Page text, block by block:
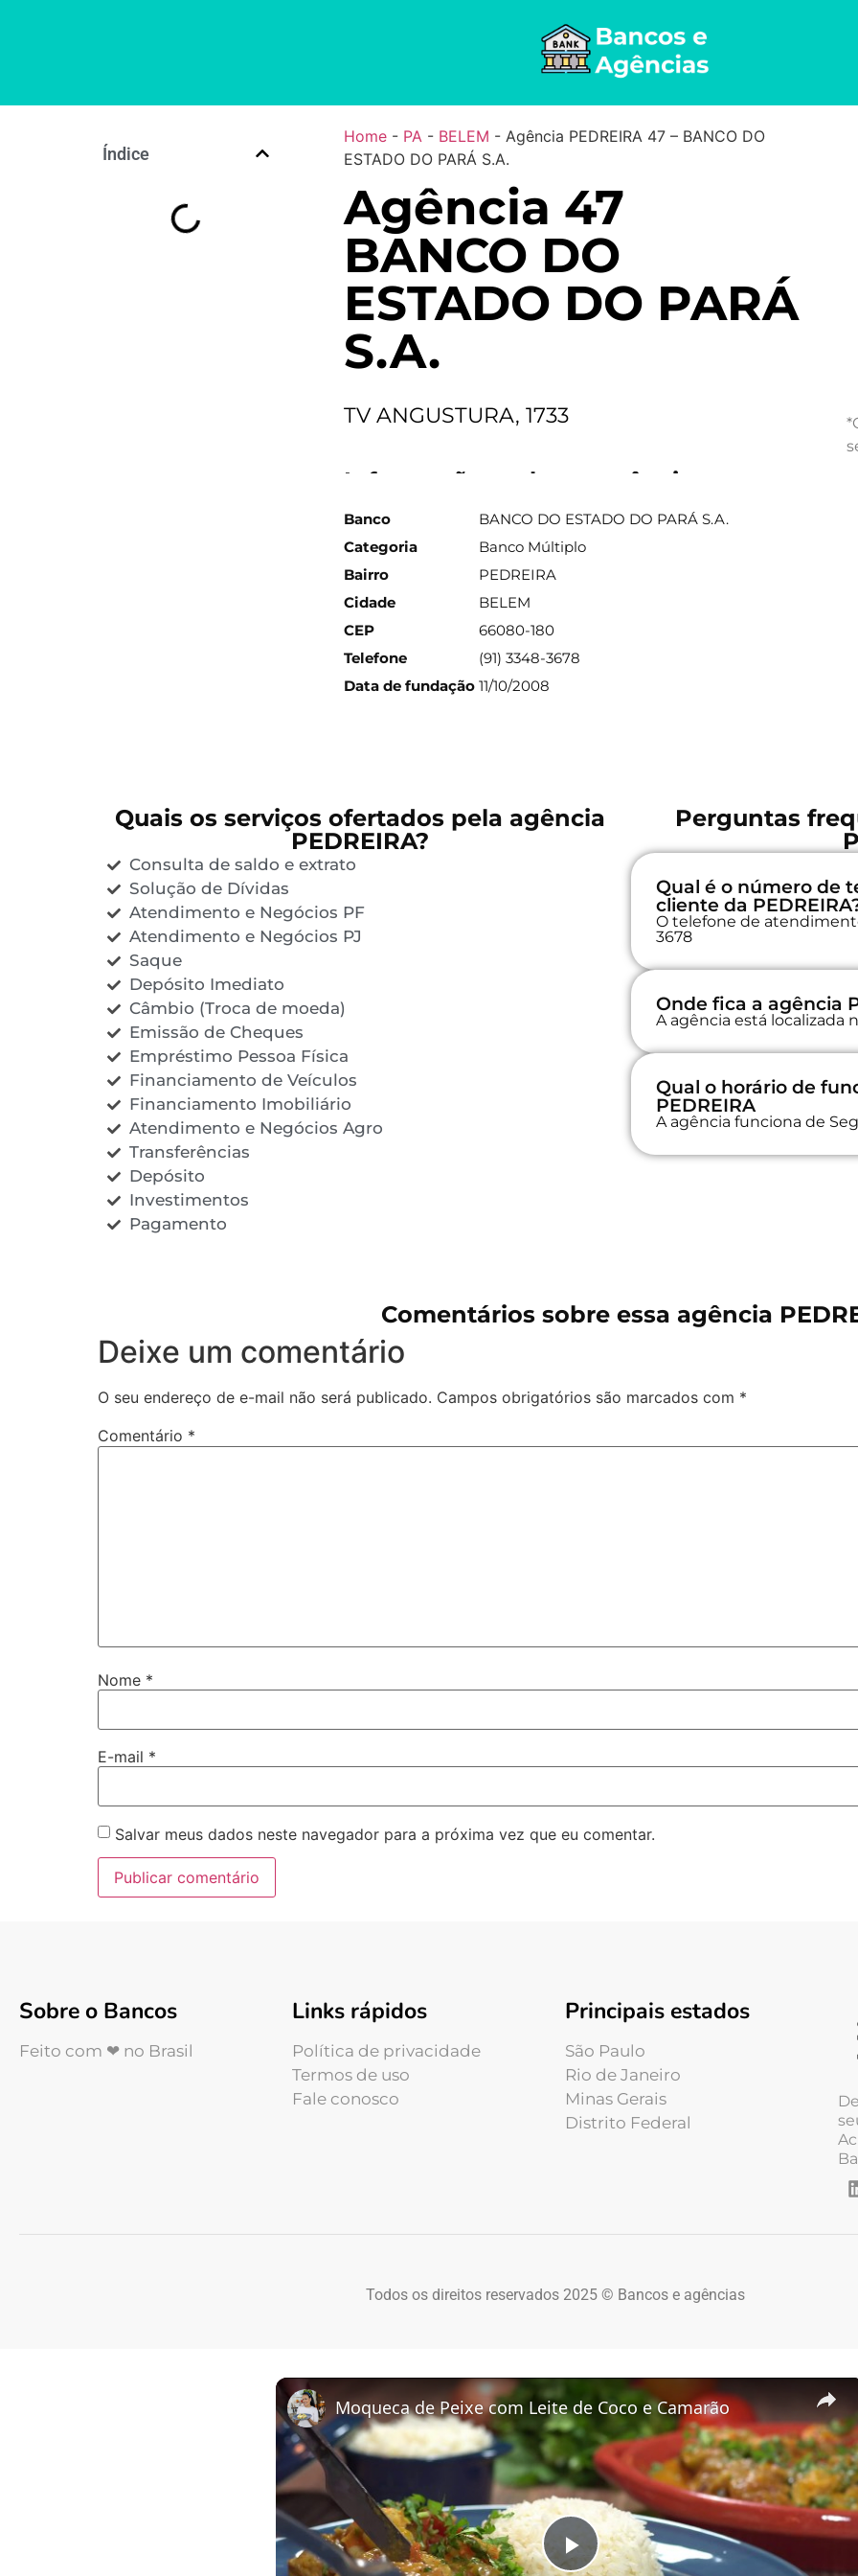
Índice
Home- PA - BELEM - Agência PEDREIRA 47 – BANCO DO
ESTADO DO PARÁ S.A.
Agência 47
BANCO DO
ESTADO DO PARÁ
S.A.
TV ANGUSTURA, 1733
Informações sobre a agência
Banco
BANCO DO ESTADO DO PARÁ S.A.
Categoria
Banco Múltiplo
Bairro
PEDREIRA
Cidade
BELEM
CEP
66080-180
Telefone
(91) 3348-3678
Data de fundação 11/10/2008
Quais os serviços ofertados pela agência
PEDREIRA?
Consulta de saldo e extrato
Solução de Dívidas
Atendimento e Negócios PF
Atendimento e Negócios PJ
Saque
Depósito Imediato
Câmbio (Troca de moeda)
Emissão de Cheques
Empréstimo Pessoa Física
Financiamento de Veículos
Financiamento Imobiliário
Atendimento e Negócios Agro
Transferências
Depósito
Investimentos
Pagamento
Perguntas
Qual é o número de
cliente da
O telefone de
3678
Onde fica a agência
A agência está localizada
Qual o horário de
PEDREIRA
A agência funciona de
Comentários sobre essa agência
Deixe um comentário
O seu endereço de e-mail não será publicado. Campos obrigatórios são marcados com *
Comentário *
Nome *
E-mail *
Salvar meus dados neste navegador para a próxima vez que eu comentar.
Sobre o Bancos
Feito com ❤ no Brasil
Links rápidos
Política de privacidade
Termos de uso
Fale conosco
Principais estados
São Paulo
Rio de Janeiro
Minas Gerais
Distrito Federal
Todos os direitos reservados 2025 © Bancos e agências
×
Moqueca de Peixe com Leite de Coco e Camarão